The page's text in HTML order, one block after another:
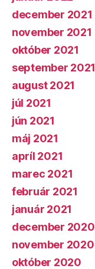
december 2021
november 2021
október 2021
september 2021
august 2021
júl 2021
jún 2021
máj 2021
apríl 2021
marec 2021
február 2021
január 2021
december 2020
november 2020
október 2020